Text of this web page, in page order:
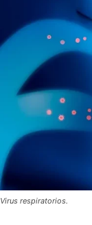
Virus respiratorios.